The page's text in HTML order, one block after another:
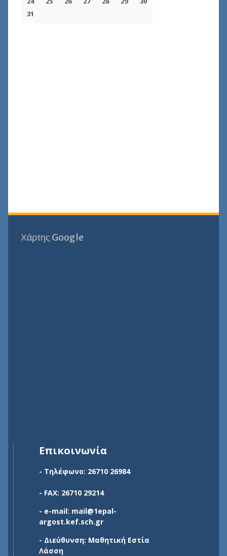
Χάρτης Google
Επικοινωνία
- Τηλέφωνο: 26710 26984
- FAX: 26710 29214
- e-mail: mail@1epal-
argost.kef.sch.gr
- Διεύθυνση: Μαθητική Εστία
Λάσση